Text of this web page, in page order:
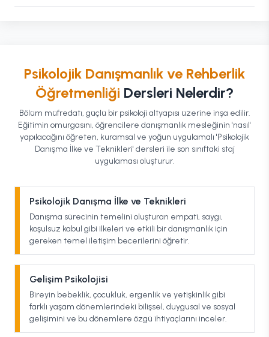
Psikolojik Danışmanlık ve Rehberlik
Öğretmenliği Dersleri Nelerdir?
Bölüm müfredatı, güçlü bir psikoloji altyapısı üzerine inşa edilir.
Eğitimin omurgasını, öğrencilere danışmanlık mesleğinin 'nasıl'
yapılacağını öğreten, kuramsal ve yoğun uygulamalı 'Psikolojik
Danışma İlke ve Teknikleri' dersleri ile son sınıftaki staj
uygulaması oluşturur.
Psikolojik Danışma İlke ve Teknikleri
Danışma sürecinin temelini oluşturan empati, saygı,
koşulsuz kabul gibi ilkeleri ve etkili bir danışmanlık için
gereken temel iletişim becerilerini öğretir.
Gelişim Psikolojisi
Bireyin bebeklik, çocukluk, ergenlik ve yetişkinlik gibi
farklı yaşam dönemlerindeki bilişsel, duygusal ve sosyal
gelişimini ve bu dönemlere özgü ihtiyaçlarını inceler.